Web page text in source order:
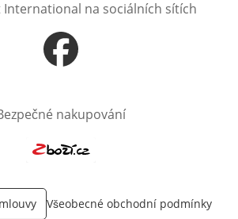
International na sociálních sítích
Otevře v novém okně
nakupování
Všeobecné obchodní podmínky